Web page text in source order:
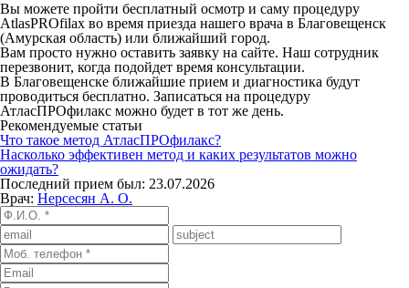
Вы можете пройти бесплатный осмотр и саму процедуру
AtlasPROfilax во время приезда нашего врача в Благовещенск
(Амурская область) или ближайший город.
Вам просто нужно оставить заявку на сайте. Наш сотрудник
перезвонит, когда подойдет время консультации.
В Благовещенске ближайшие прием и диагностика будут
проводиться бесплатно. Записаться на процедуру
АтласПРОфилакс можно будет в тот же день.
Рекомендуемые статьи
Что такое метод АтласПРОфилакс?
Насколько эффективен метод и каких результатов можно
ожидать?
Последний прием был: 23.07.2026
Врач: Нерсесян А. О.